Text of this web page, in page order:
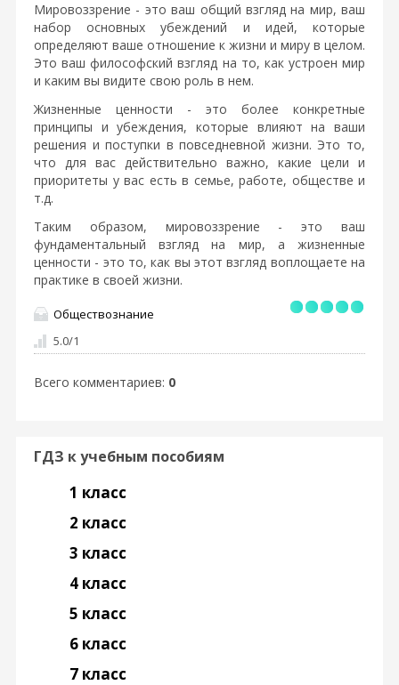
Мировоззрение - это ваш общий взгляд на мир, ваш
набор основных убеждений и идей, которые
определяют ваше отношение к жизни и миру в целом.
Это ваш философский взгляд на то, как устроен мир
и каким вы видите свою роль в нем.
Жизненные ценности - это более конкретные
принципы и убеждения, которые влияют на ваши
решения и поступки в повседневной жизни. Это то,
что для вас действительно важно, какие цели и
приоритеты у вас есть в семье, работе, обществе и
т.д.
Таким образом, мировоззрение - это ваш
фундаментальный взгляд на мир, а жизненные
ценности - это то, как вы этот взгляд воплощаете на
практике в своей жизни.
Обществознание
5.0/1
Всего комментариев: 0
ГДЗ к учебным пособиям
1 класс
2 класс
3 класс
4 класс
5 класс
6 класс
7 класс